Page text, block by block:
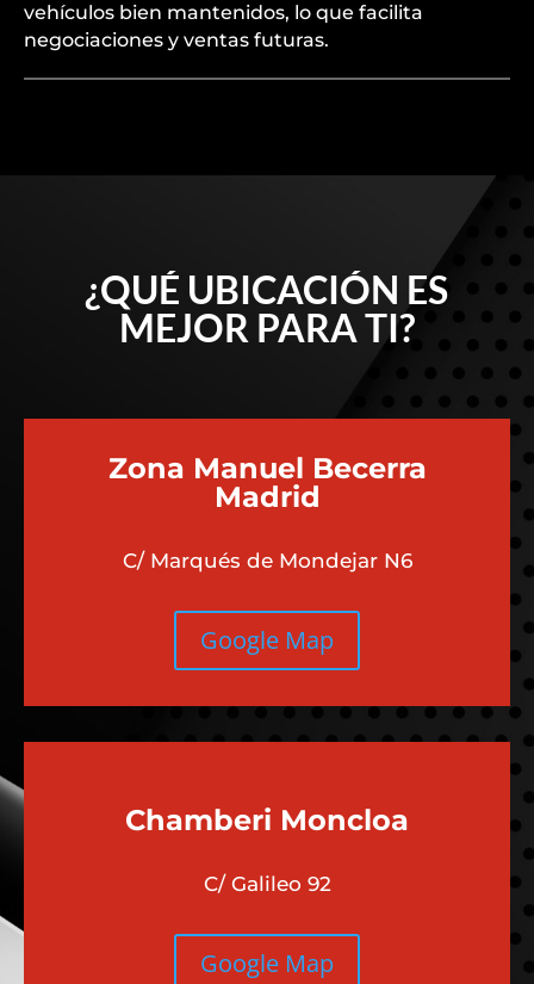
vehículos bien mantenidos, lo que facilita
negociaciones y ventas futuras.
¿QUÉ UBICACIÓN ES
MEJOR PARA TI?
Zona Manuel Becerra
Madrid
C/ Marqués de Mondejar N6
Google Map
Chamberi Moncloa
C/ Galileo 92
Google Map